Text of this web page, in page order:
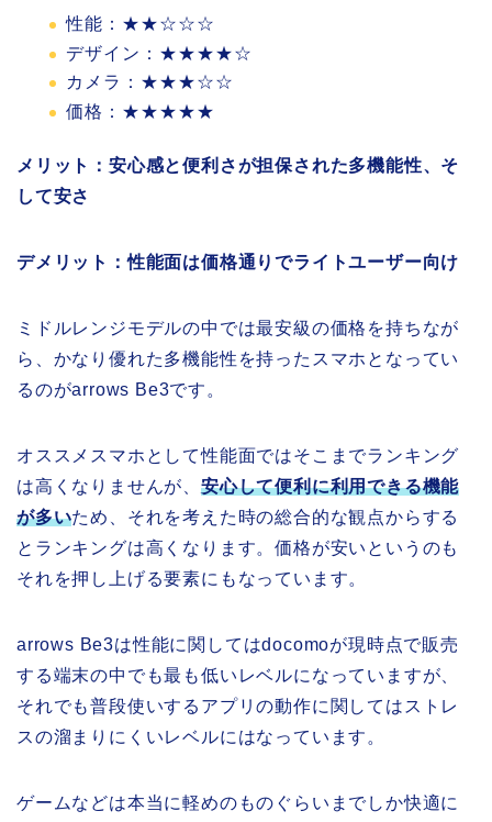
性能：★★☆☆☆
デザイン：★★★★☆
カメラ：★★★☆☆
価格：★★★★★
メリット：安心感と便利さが担保された多機能性、そ
して安さ
デメリット：性能面は価格通りでライトユーザー向け
ミドルレンジモデルの中では最安級の価格を持ちなが
ら、かなり優れた多機能性を持ったスマホとなってい
るのがarrows Be3です。
オススメスマホとして性能面ではそこまでランキング
は高くなりませんが、 安心して便利に利用できる機能
が多いため、それを考えた時の総合的な観点からする
とランキングは高くなります。価格が安いというのも
それを押し上げる要素にもなっています。
arrows Be3は性能に関してはdocomoが現時点で販売
する端末の中でも最も低いレベルになっていますが、
それでも普段使いするアプリの動作に関してはストレ
スの溜まりにくいレベルにはなっています。
ゲームなどは本当に軽めのものぐらいまでしか快適に